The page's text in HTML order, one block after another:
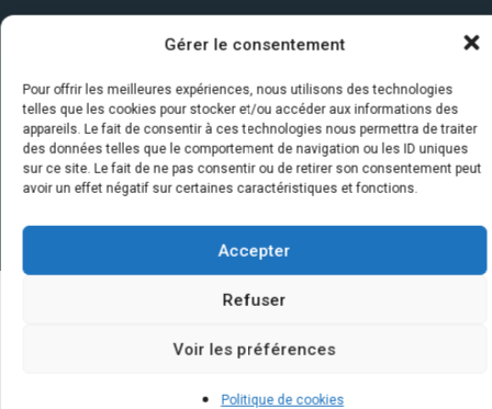
Gérer le consentement
Pour offrir les meilleures expériences, nous utilisons des technologies
telles que les cookies pour stocker et/ou accéder aux informations des
appareils. Le fait de consentir à ces technologies nous permettra de traiter
des données telles que le comportement de navigation ou les ID uniques
sur ce site. Le fait de ne pas consentir ou de retirer son consentement peut
avoir un effet négatif sur certaines caractéristiques et fonctions.
Accepter
Refuser
Voir les préférences
Politique de cookies
Quelques infos sur nos centrales
solaires : questions et réponses